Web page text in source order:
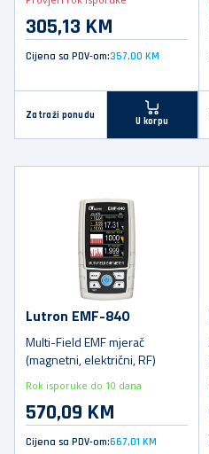
305,13 KM
Cijena sa PDV-om:357,00 KM
Zatraži ponudu
U korpu
Lutron EMF-840
Multi-Field EMF mjerač
(magnetni, električni, RF)
Rok isporuke do 10 dana
570,09 KM
Cijena sa PDV-om:667,01 KM